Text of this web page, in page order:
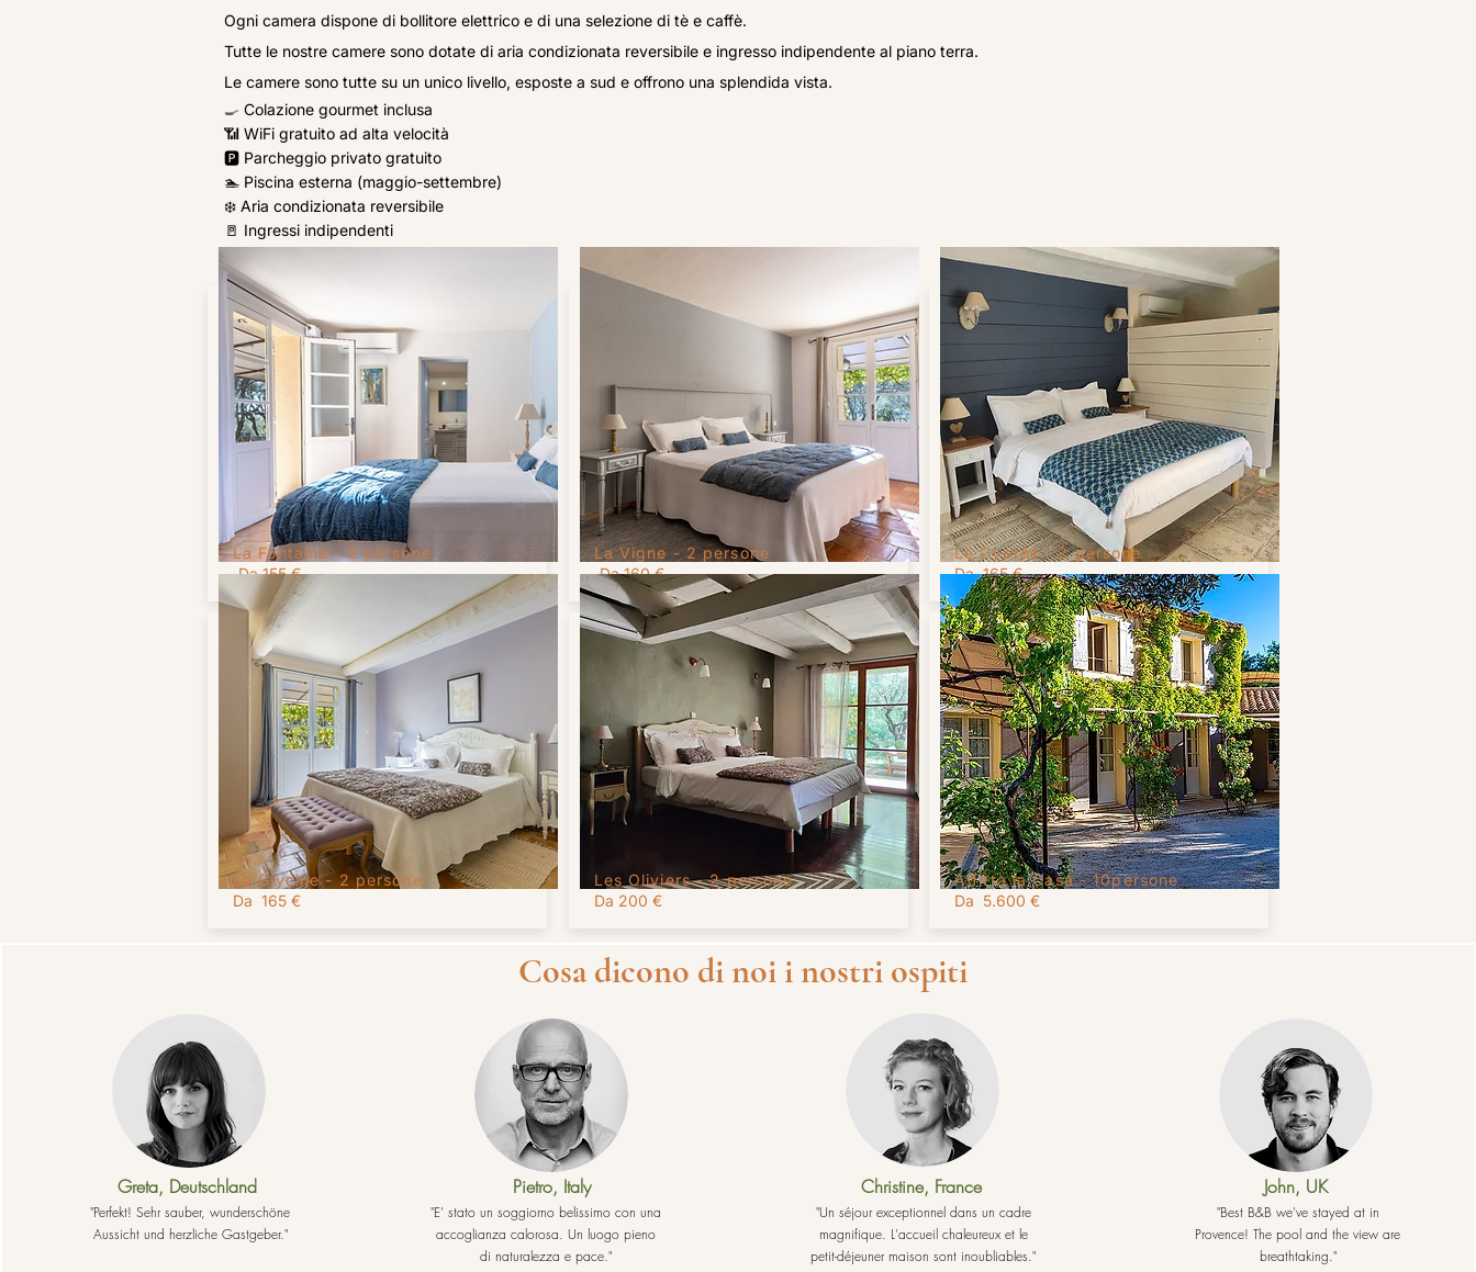
Ogni camera dispone di bollitore elettrico e di una selezione di tè e caffè.
Tutte le nostre camere sono dotate di aria condizionata reversibile e ingresso indipendente al piano terra.
Le camere sono tutte su un unico livello, esposte a sud e offrono una splendida vista.
🍳 Colazione gourmet inclusa
📶 WiFi gratuito ad alta velocità
🅿️ Parcheggio privato gratuito
🏊 Piscina esterna (maggio-settembre)
❄️ Aria condizionata reversibile
🚪 Ingressi indipendenti
La Fontaine -2 persone
Da 155 €
La Glycine -2 persone
Da 165 €
La Vigne - 2 persone
Da 160 €
Les Oliviers -2 persone
Da 200 €
Le Cyprès -2 persone
Da 165 €
Affitta la Casa -10persone
Da 5.600 €
Greta, Deutschland
"Perfekt! Sehr sauber, wunderschöne
Aussicht und herzliche Gastgeber."
Pietro, Italy
"E' stato un soggiorno belissimo con una
accoglianza calorosa. Un luogo pieno
di naturalezza e pace."
Christine, France
"Un séjour exceptionnel dans un cadre
magnifique. L'accueil chaleureux et le
petit-déjeuner maison sont inoubliables."
John, UK
"Best B&B we've stayed at in
Provence! The pool and the view are
breathtaking."
Cosa dicono di noi i nostri ospiti